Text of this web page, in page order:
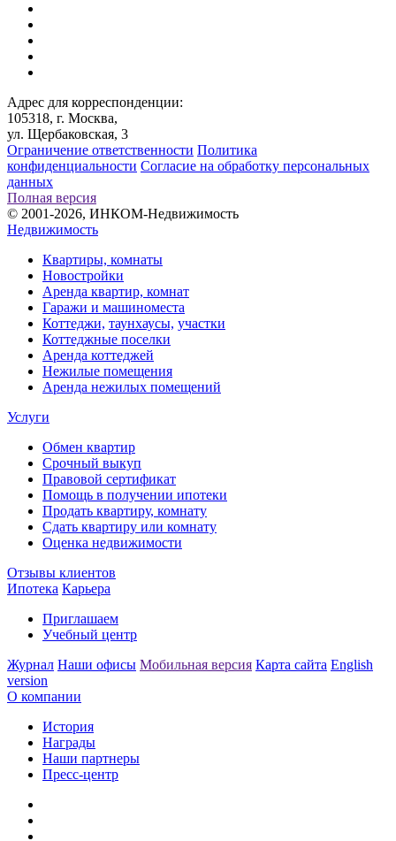
Адрес для корреспонденции:
105318, г. Москва,
ул. Щербаковская, 3
Ограничение ответственности Политика
конфиденциальности Согласие на обработку персональных
данных
Полная версия
© 2001-2026, ИНКОМ-Недвижимость
Недвижимость
Квартиры, комнаты
Новостройки
Аренда квартир, комнат
Гаражи и машиноместа
Коттеджи, таунхаусы, участки
Коттеджные поселки
Аренда коттеджей
Нежилые помещения
Аренда нежилых помещений
Услуги
Обмен квартир
Срочный выкуп
Правовой сертификат
Помощь в получении ипотеки
Продать квартиру, комнату
Сдать квартиру или комнату
Оценка недвижимости
Отзывы клиентов
Ипотека Карьера
Приглашаем
Учебный центр
Журнал Наши офисы Мобильная версия Карта сайта English
version
О компании
История
Награды
Наши партнеры
Пресс-центр